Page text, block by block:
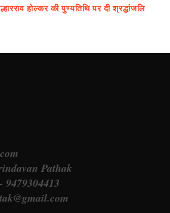
होल्कर की पुण्यतिथि पर दी श्रद्धांजलि
Pathak
9479304413